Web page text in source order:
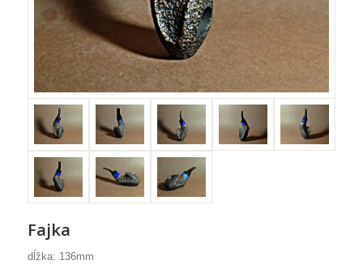
Fajka
dĺžka: 136mm